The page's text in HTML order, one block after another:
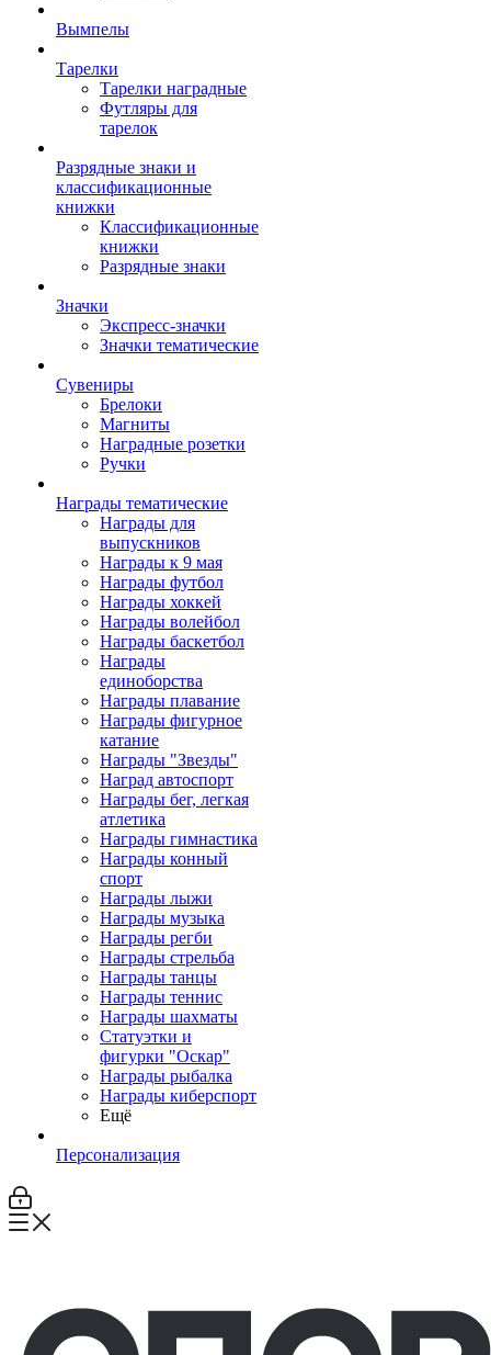
Вымпелы
Тарелки
Тарелки наградные
Футляры для
тарелок
Разрядные знаки и
классификационные
книжки
Классификационные
книжки
Разрядные знаки
Значки
Экспресс-значки
Значки тематические
Сувениры
Брелоки
Магниты
Наградные розетки
Ручки
Награды тематические
Награды для
выпускников
Награды к 9 мая
Награды футбол
Награды хоккей
Награды волейбол
Награды баскетбол
Награды
единоборства
Награды плавание
Награды фигурное
катание
Награды "Звезды"
Наград автоспорт
Награды бег, легкая
атлетика
Награды гимнастика
Награды конный
спорт
Награды лыжи
Награды музыка
Награды регби
Награды стрельба
Награды танцы
Награды теннис
Награды шахматы
Статуэтки и
фигурки "Оскар"
Награды рыбалка
Награды киберспорт
Ещё
Персонализация